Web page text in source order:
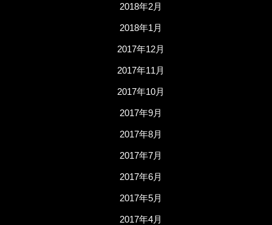
2018年2月
2018年1月
2017年12月
2017年11月
2017年10月
2017年9月
2017年8月
2017年7月
2017年6月
2017年5月
2017年4月